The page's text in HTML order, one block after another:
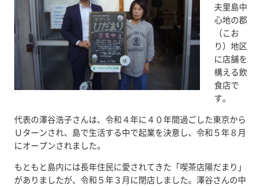
夫里島中
心地の郡
（こお
り）地区
に店舗を
構える飲
食店で
す。
代表の澤谷浩子さんは、令和４年に４０年間過ごした東京から
Ｕターンされ、島で生活する中で起業を決意し、令和５年８月
にオープンされました。
もともと島内には長年住民に愛されてきた「喫茶店陽だまり」
がありましたが、令和５年３月に閉店しました。澤谷さんの中